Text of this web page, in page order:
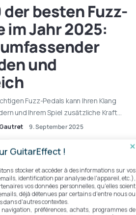
der besten Fuzz-
im Jahr 2025:
und
Fuzz-Pedals kann Ihren Klang
und Ihrem Spiel zusätzliche Kraft…
9. September 2025
GuitarEffect !
stocker et accéder à des informations sur vos
identification par analyse de l'appareil, etc.),
vos données personnelles, qu'elles soient
déjà détenues par certains d'entre nous ou
dans d'autres contextes.
préférences, achats, programmes de